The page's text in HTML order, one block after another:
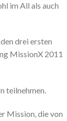
im All als auch
drei ersten
MissionX 2011
teilnehmen.
Mission, die von